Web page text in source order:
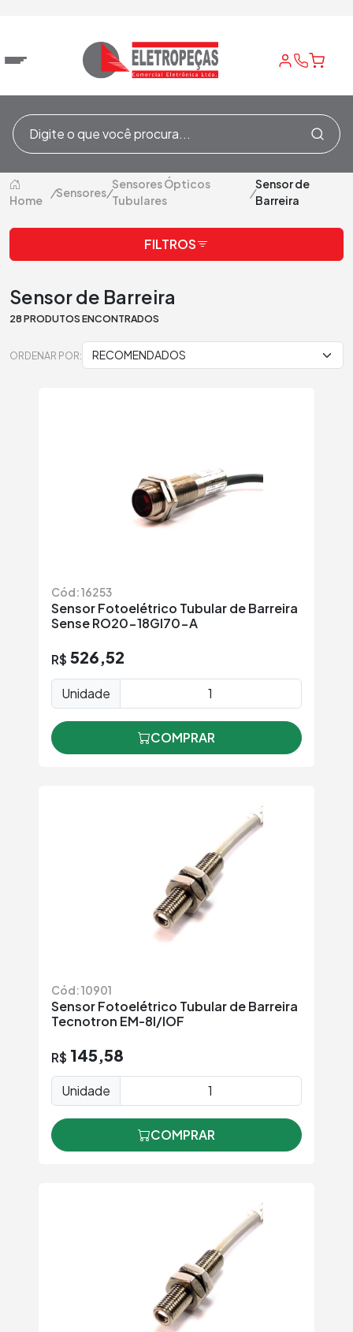
Home
/Sensores/
Sensores Ópticos
Tubulares
/
Sensor de
Barreira
FILTROS
Sensor de Barreira
28 PRODUTOS ENCONTRADOS
ORDENAR POR:
Cód: 16253
Sensor Fotoelétrico Tubular de Barreira
Sense RO20-18GI70-A
R$ 526,52
Unidade
COMPRAR
Cód: 10901
Sensor Fotoelétrico Tubular de Barreira
Tecnotron EM-8I/IOF
R$ 145,58
Unidade
COMPRAR